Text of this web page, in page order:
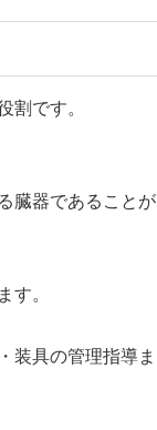
割です。
臓器であることが
す。
装具の管理指導ま